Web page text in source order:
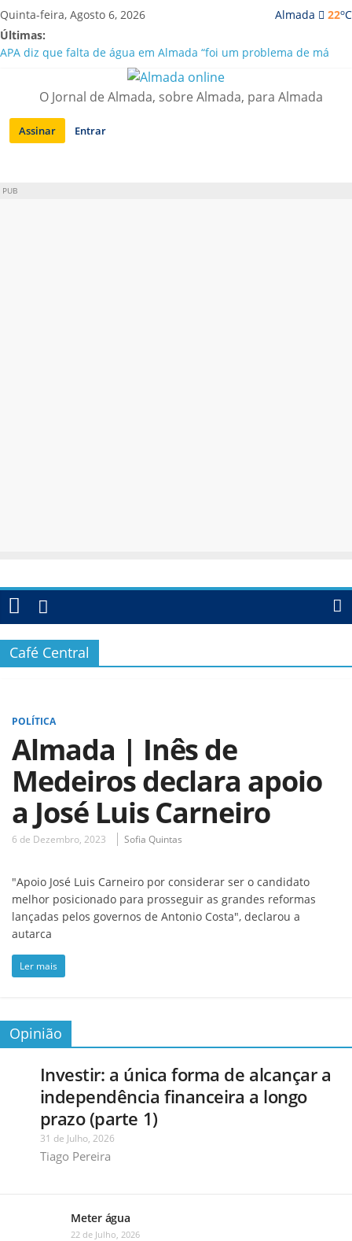
Saltar
para
conteúdo
Almada 22oC
Quinta-feira, Agosto 6, 2026
Últimas:
APA diz que falta de água em Almada “foi um problema de má
Laranjeiro | Cultura pop asiática invade a Casa Amarela
Ponte 25 de Abril celebra 60 anos com programa cultural entre
Lisboa e Almada
Situação de alerta em Almada renovada até final de Agosto
O Jornal de Almada, sobre Almada, para Almada
Assinar Entrar
PUB
Café Central
POLÍTICA
Almada | Inês de
Medeiros declara apoio
a José Luis Carneiro
6 de Dezembro, 2023 Sofia Quintas
"Apoio José Luis Carneiro por considerar ser o candidato
melhor posicionado para prosseguir as grandes reformas
lançadas pelos governos de Antonio Costa", declarou a
autarca
Ler mais
Opinião
Investir: a única forma de alcançar a
independência financeira a longo
prazo (parte 1)
31 de Julho, 2026
Tiago Pereira
Meter água
22 de Julho, 2026